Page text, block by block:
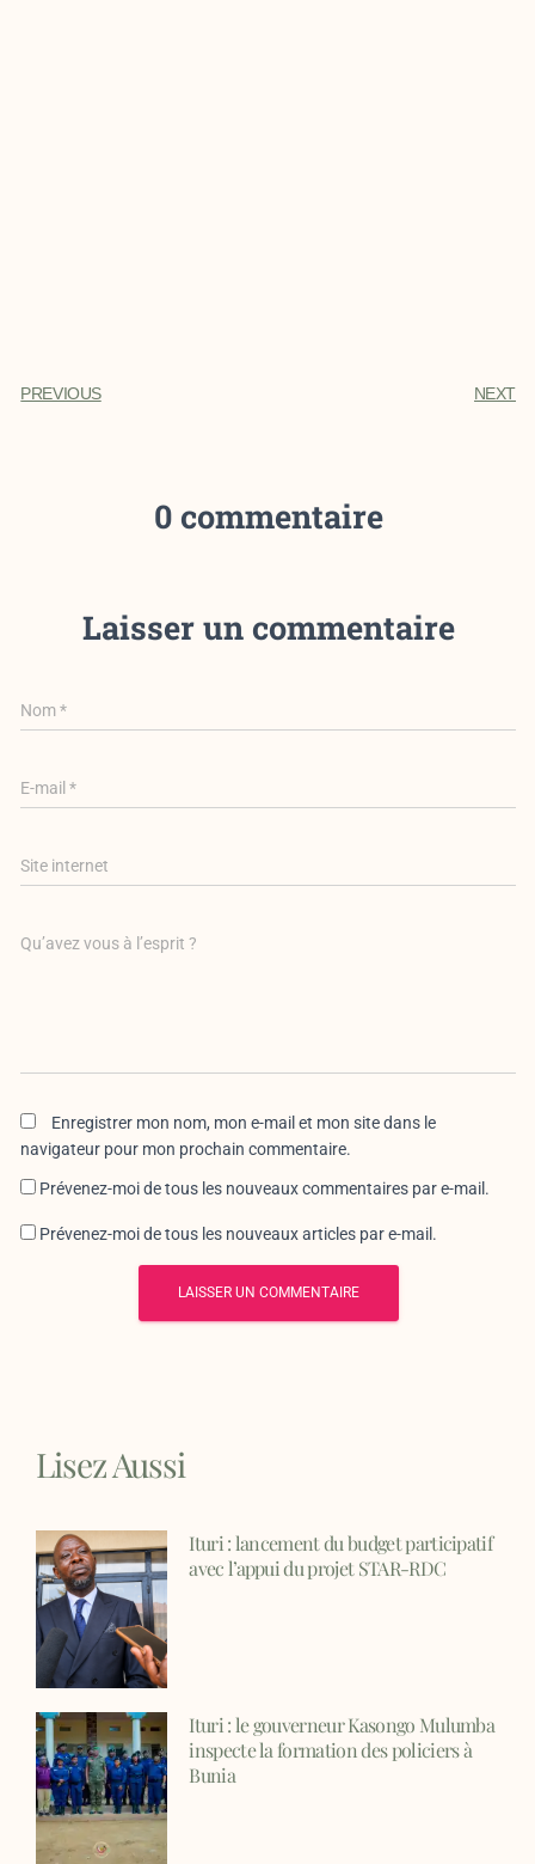
PREVIOUS NEXT
0 commentaire
Laisser un commentaire
Nom*
E-mail*
Site internet
Qu’avez vous à l’esprit ?
Enregistrer mon nom, mon e-mail et mon site dans le
navigateur pour mon prochain commentaire.
Prévenez-moi de tous les nouveaux commentaires par e-mail.
Prévenez-moi de tous les nouveaux articles par e-mail.
Lisez Aussi
Ituri : lancement du budget participatif
avec l’appui du projet STAR-RDC
Ituri : le gouverneur Kasongo Mulumba
inspecte la formation des policiers à
Bunia